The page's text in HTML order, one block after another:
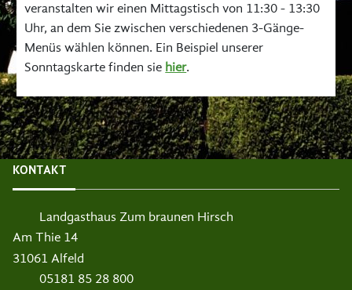
veranstalten wir einen Mittagstisch von 11:30 - 13:30
Uhr, an dem Sie zwischen verschiedenen 3-Gänge-
Menüs wählen können. Ein Beispiel unserer
Sonntagskarte finden sie hier.
KONTAKT
Landgasthaus Zum braunen Hirsch
Am Thie 14
31061 Alfeld
05181 85 28 800